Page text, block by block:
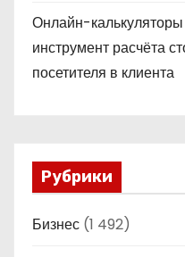
Онлайн-калькуляторы
инструмент расчёта
посетителя в клиента
Рубрики
Бизнес (1 492)